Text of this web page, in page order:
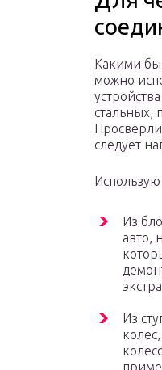
Какими
можно
стальных,
следует
Из
авто,
Из